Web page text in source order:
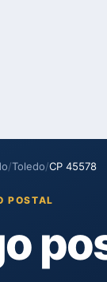
/Toledo/CP 45578
POSTAL